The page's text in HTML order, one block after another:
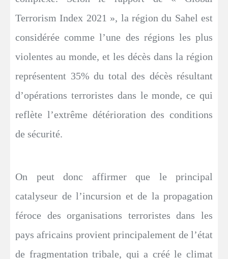
Terrorism Index 2021 », la région du Sahel est
considérée comme l’une des régions les plus
violentes au monde, et les décès dans la région
représentent 35% du total des décès résultant
d’opérations terroristes dans le monde, ce qui
reflète l’extrême détérioration des conditions
de sécurité.
On peut donc affirmer que le principal
catalyseur de l’incursion et de la propagation
féroce des organisations terroristes dans les
pays africains provient principalement de l’état
de fragmentation tribale, qui a créé le climat